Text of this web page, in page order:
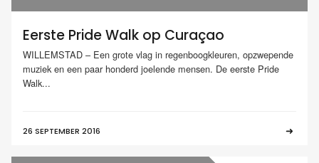
Eerste Pride Walk op Curaçao
WILLEMSTAD – Een grote vlag in regenboogkleuren, opzwepende
muziek en een paar honderd joelende mensen. De eerste Pride
Walk...
26 SEPTEMBER 2016